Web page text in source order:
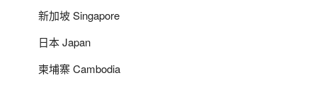
新加坡 Singapore
日本 Japan
柬埔寨 Cambodia